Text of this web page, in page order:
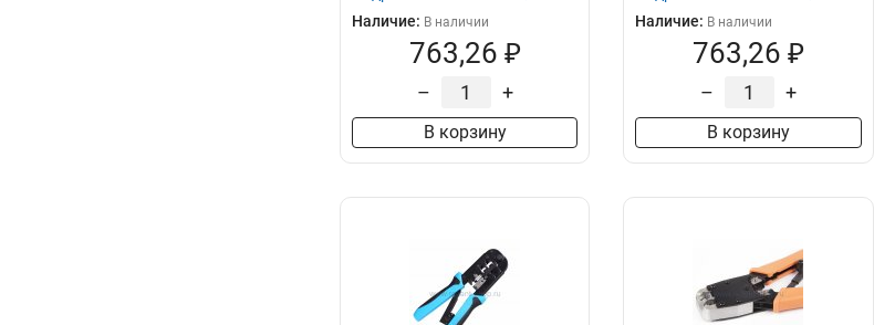
Наличие: В наличии
763,26 ₽
– +
В корзину
Наличие: В наличии
763,26 ₽
– +
В корзину